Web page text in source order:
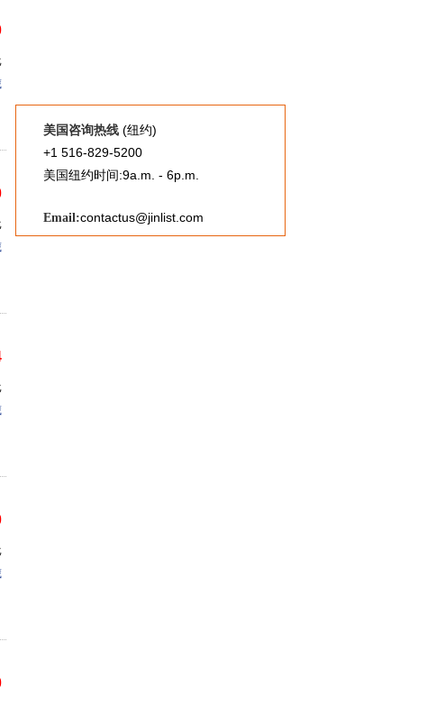
美国咨询热线 (纽约)
+1 516-829-5200
美国纽约时间:9a.m. - 6p.m.
Email:contactus@jinlist.com